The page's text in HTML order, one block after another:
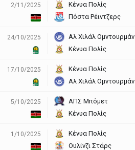
2/11/2025
Κένυα Πολίς
Πόστα Ρέιντζερς
24/10/2025
Αλ Χιλάλ Ομντουρμάν
Κένυα Πολίς
17/10/2025
Κένυα Πολίς
Αλ Χιλάλ Ομντουρμάν
5/10/2025
ΑΠΣ Μπόμετ
Κένυα Πολίς
1/10/2025
Κένυα Πολίς
Ουλίνζι Στάρς